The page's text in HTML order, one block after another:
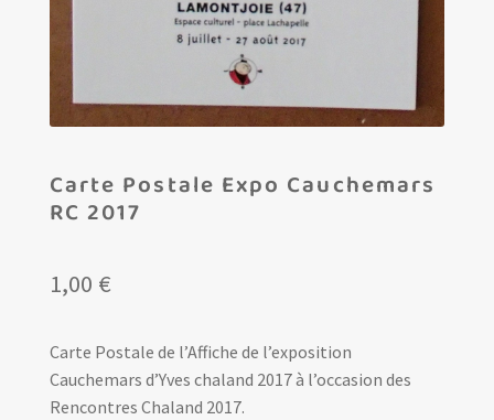
Carte Postale Expo Cauchemars
RC 2017
1,00 €
Carte Postale de l’Affiche de l’exposition
Cauchemars d’Yves chaland 2017 à l’occasion des
Rencontres Chaland 2017.